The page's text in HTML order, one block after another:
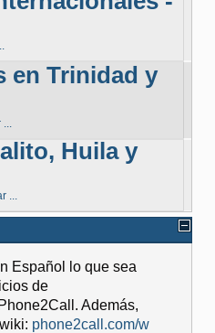
en Trinidad y
...
Huila y
...
Español lo que sea
de
Además,
phone2call.com/w